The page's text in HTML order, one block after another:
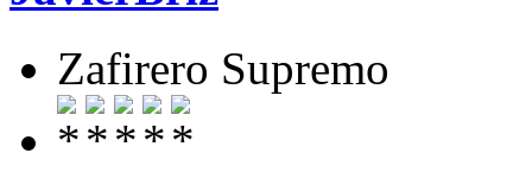
Zafirero Supremo